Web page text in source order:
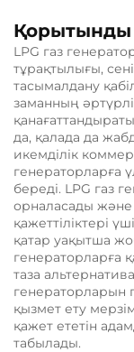
Қорытынды
LPG газ
тұрақтылығы,
тасымалдану
заманның әртүрлі
да, қалада да
икемділік
генераторларға
береді. LPG газ
орналасады және
қажеттіліктері
қатар уақытша
генераторларға
таза
генераторларын
қызмет ету
қажет ететін
табылады.